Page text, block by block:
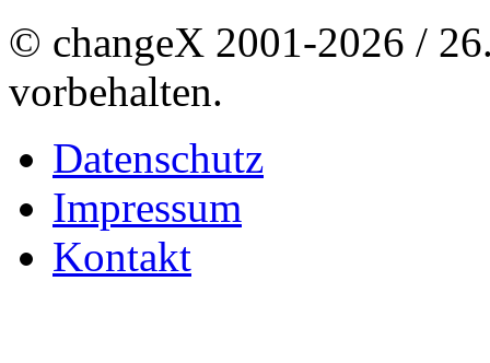
© changeX 2001-2026 /
vorbehalten.
Datenschutz
Impressum
Kontakt